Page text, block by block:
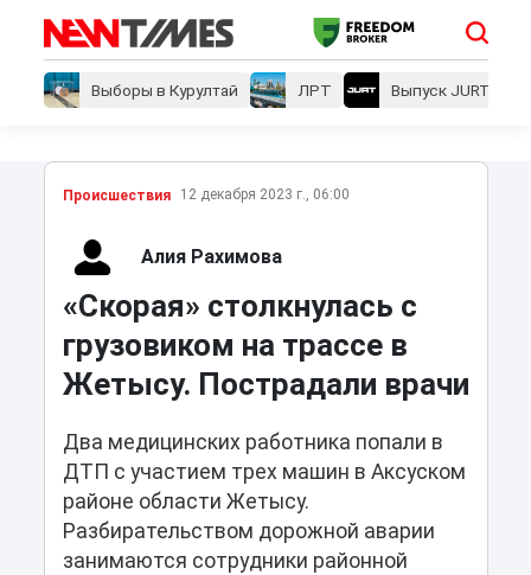
Выборы в Курултай ЛРТ Выпуск JURT
Проиcшествия 12 декабря 2023 г., 06:00
Алия Рахимова
«Скорая» столкнулась с
грузовиком на трассе в
Жетысу. Пострадали врачи
Два медицинских работника попали в
ДТП с участием трех машин в Аксуском
районе области Жетысу.
Разбирательством дорожной аварии
занимаются сотрудники районной